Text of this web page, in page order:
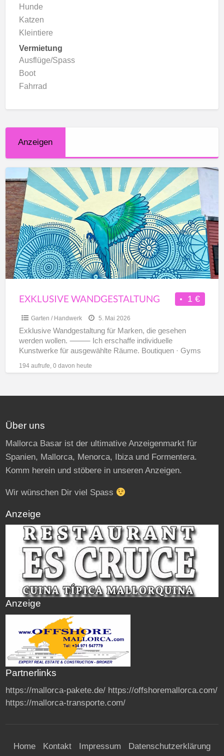
Hunde
Katzen
Kleintiere
Vermietung
Ausflüge/Spass
Boot
Fahrrad
Anzeigen
Exklusive
Wandgestaltung
1 €
EXKLUSIVE WANDGESTALTUNG
Garten / Handwerk 5. Mai 2026
Exklusive Wandgestaltung für Marken, die gesehen
werden wollen. ⸻ Ich erschaffe individuelle
Kunstwerke für ausgewählte Räume. Boutiquen · Gyms
194 aufrufe, 0 davon heute
Über uns
Mallorca Basar ist der ultimative Anzeigenmarkt für
Spanien, Mallorca, Menorca, Ibiza und Formentera.
Komm herein und stöbere in unseren Anzeigen.
Wir wünschen Dir viel Spass
Anzeige
Anzeige
Partnerlinks
https://mallorca-pakete.de/ https://offshoremallorca.com/
https://mallorca-transporte.com/
Home Kontakt Impressum
Datenschutzerklärung